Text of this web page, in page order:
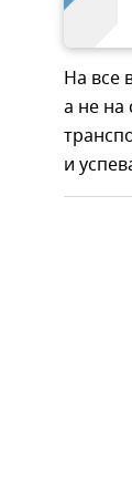
На все
а не на
и